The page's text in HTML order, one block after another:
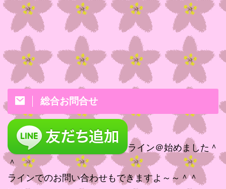
総合お問合せ
ライン＠始めました＾
＾
ラインでのお問い合わせもできますよ～～＾＾